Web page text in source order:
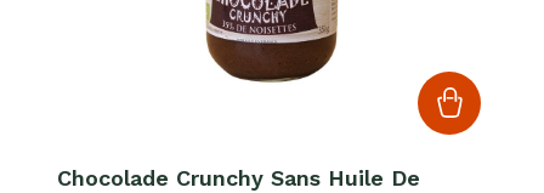
Chocolade Crunchy Sans Huile De